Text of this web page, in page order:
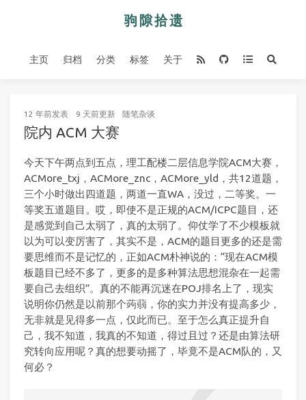
主页 归档 分类 标签 关于
12 年前发表 9 天前更新 随笔杂谈
院内 ACM 大赛
今天下午两点到五点，理工配楼二层信息学院ACM大赛，
ACMore_txj，ACMore_znc，ACMore_yld，共12道题，
三个小时做出四道题，两道一直WA，没过，二等奖。一
等奖五道题目。哎，即使不是正规的ACM/ICPC题目，还
是感觉到自己太弱了，真的太弱了。仰仗学了不少模板就
以为可以变厉害了，其实不是，ACM的题目更多的还是需
要思维而不是记忆的，正如ACM朴神说的：“现在ACM模
板题目已经不多了，更多的是多种算法思想混杂在一起需
要自己去组织”。真的不能再沉迷在POJ排名上了，现实
说明你仍然是以前那个蒟蒻，你的实力并没有提高多少，
无非就是见得多一点，仅此而已。至于怎么真正提升自
己，我不知道，我真的不知道，得过且过？还是由算法研
究转向应用呢？真的想要动摇了，毕竟不是ACM队的，又
何必？